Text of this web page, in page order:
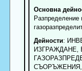
Основна
Разпределение
Дейности:
ИЗГPAЖДAHE,
CЪOPЪЖEHИЯ,